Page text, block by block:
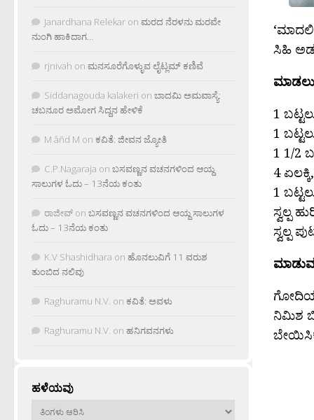
ಸಿಹಿ
ಮಾಡಲು
1
1
1 1/2
4
1
ಸ್ವಲ್ಪ
ಸ್ವಲ್ಪ
ಗೋದಿಯ
ನಿಮಿಶ
Janardhana Relekar on ಮರದ ನೆರಳನು ಮರವೇ
ನುಂಗಿ ಹಾಕಿದಾಗ…
rjnivah on ಮನಸೂರೆಗೊಳ್ಳುವ ಲೈಟ್ಲಮ್ ಕಣಿವೆ
Siddanagouda kalakeri on ಬಾದಮಿ ಅಮವಾಸ್ಯೆ:
ಚಬನೂರ ಅಮೋಗ ಸಿದ್ದನ ಹೇಳಿಕೆ
M âñd M on ಕವಿತೆ: ಜೀವನ ಜ್ಯೋತಿ
C.P.Nagaraja on ಬಸವಣ್ಣನ ವಚನಗಳಿಂದ ಆಯ್ದ
ಸಾಲುಗಳ ಓದು – 13ನೆಯ ಕಂತು
ರಾಜೀವ್ on ಬಸವಣ್ಣನ ವಚನಗಳಿಂದ ಆಯ್ದ ಸಾಲುಗಳ
ಓದು – 13ನೆಯ ಕಂತು
K.V Shashidhara on ಹೊನಲುವಿಗೆ 11 ವರುಶ
ತುಂಬಿದ ನಲಿವು
Raghuramu N.V. on ಕವಿತೆ: ಅವಳು
Raghuramu N.V. on ಹನಿಗವನಗಳು
ಹಳೆಯವು
ಹಳೆಯವು